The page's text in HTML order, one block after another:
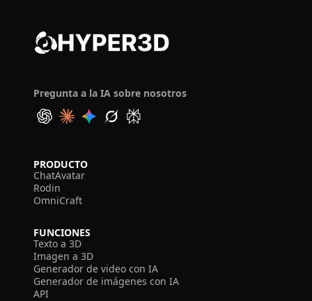
Pregunta a la IA sobre nosotros
PRODUCTO
ChatAvatar
Rodin
OmniCraft
FUNCIONES
Texto a 3D
Imagen a 3D
Generador de video con IA
Generador de imágenes con IA
API